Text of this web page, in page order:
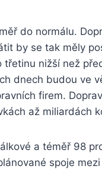
do normálu.
by se tak měly
nižší než
dnech budou ve
firem.
až miliardách
a téměř 98
spoje mezi